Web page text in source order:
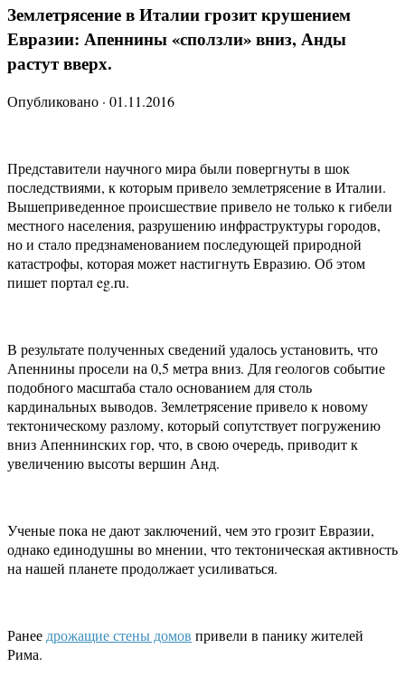
Землетрясение в Италии грозит крушением
Евразии: Апеннины «сползли» вниз, Анды
растут вверх.
Опубликовано · 01.11.2016
Представители научного мира были повергнуты в шок
последствиями, к которым привело землетрясение в Италии.
Вышеприведенное происшествие привело не только к гибели
местного населения, разрушению инфраструктуры городов,
но и стало предзнаменованием последующей природной
катастрофы, которая может настигнуть Евразию. Об этом
пишет портал eg.ru.
В результате полученных сведений удалось установить, что
Апеннины просели на 0,5 метра вниз. Для геологов событие
подобного масштаба стало основанием для столь
кардинальных выводов. Землетрясение привело к новому
тектоническому разлому, который сопутствует погружению
вниз Апеннинских гор, что, в свою очередь, приводит к
увеличению высоты вершин Анд.
Ученые пока не дают заключений, чем это грозит Евразии,
однако единодушны во мнении, что тектоническая активность
на нашей планете продолжает усиливаться.
Ранеедрожащие стены домов привели в панику жителей
Рима.